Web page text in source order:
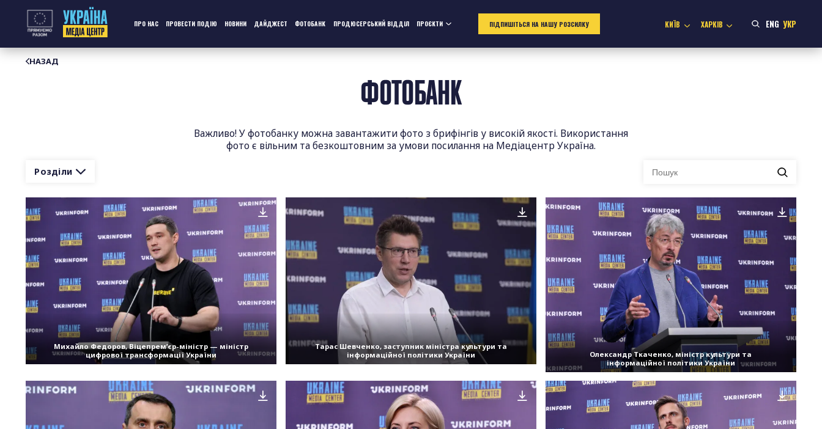
ПРО НАС ПРОВЕСТИ ПОДІЮ НОВИНИ ДАЙДЖЕСТ ФОТОБАНК ПРОДЮСЕРСЬКИЙ ВІДДІЛ ПРОЄКТИ ПІДПИШІТЬСЯ НА НАШУ РОЗСИЛКУ КИЇВ ХАРКІВ ENG УКР
НАЗАД
ФОТОБАНК
Важливо! У фотобанку можна завантажити фото з брифінгів у високій якості. Використання
фото є вільним та безкоштовним за умови посилання на Медіацентр Україна.
шукали:
Розділи
Михайло Федоров, Віцепрем’єр-міністр — міністр
цифрової трансформації України
Тарас Шевченко, заступник міністра культури та
інформаційної політики України
Олександр Ткаченко, міністр культури та
інформаційної політики України